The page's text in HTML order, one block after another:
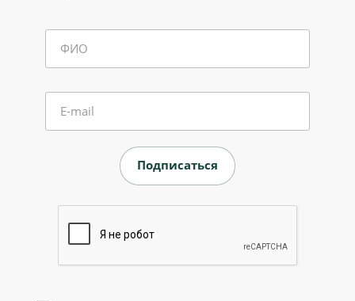
ФИО
E-mail